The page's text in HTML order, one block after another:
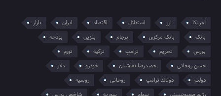
آمریکا ارز استقلال اقتصاد ایران
بازار
بانک
بانک مرکزی برجام بنزین
بودجه
بورس
تحریم ترامپ ترکیه
تورم
حسن روحانی
حمیدرضا نقاشیان خودرو
دلار
دولت
دونالد ترامپ روحانی
روسیه